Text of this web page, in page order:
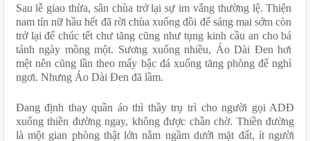
Sau lễ giao thừa, sân chùa trở lại sự im vắng thường lệ. Thiện
nam tín nữ hầu hết đã rời chùa xuống đồi để sáng mai sớm còn
trở lại để chúc tết chư tăng cũng như tụng kinh cầu an cho bá
tánh ngày mồng một. Sương xuống nhiều, Áo Dài Đen hơi
mệt nên cũng lần theo mấy bậc đá xuống tăng phòng để nghỉ
ngơi. Nhưng Áo Dài Đen đã lầm.
Đang định thay quần áo thì thầy trụ trì cho người gọi ADĐ
xuống thiền đường ngay, không được chần chờ. Thiền đường
là một gian phòng thật lớn nằm ngầm dưới mặt đất, ít người